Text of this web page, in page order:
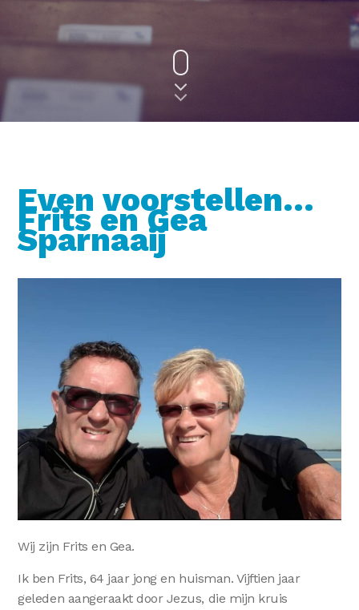
Even voorstellen…
Frits en Gea
Sparnaaij
Wij zijn Frits en Gea.
Ik ben Frits, 64 jaar jong en huisman. Vijftien jaar
geleden aangeraakt door Jezus, die mijn kruis